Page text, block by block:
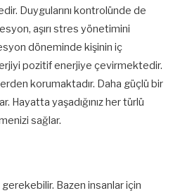
Duygularını kontrolünde de
aşırı stres yönetimini
döneminde kişinin iç
pozitif enerjiye çevirmektedir.
korumaktadır. Daha güçlü bir
Hayatta yaşadığınız her türlü
sağlar.
Bazen insanlar için